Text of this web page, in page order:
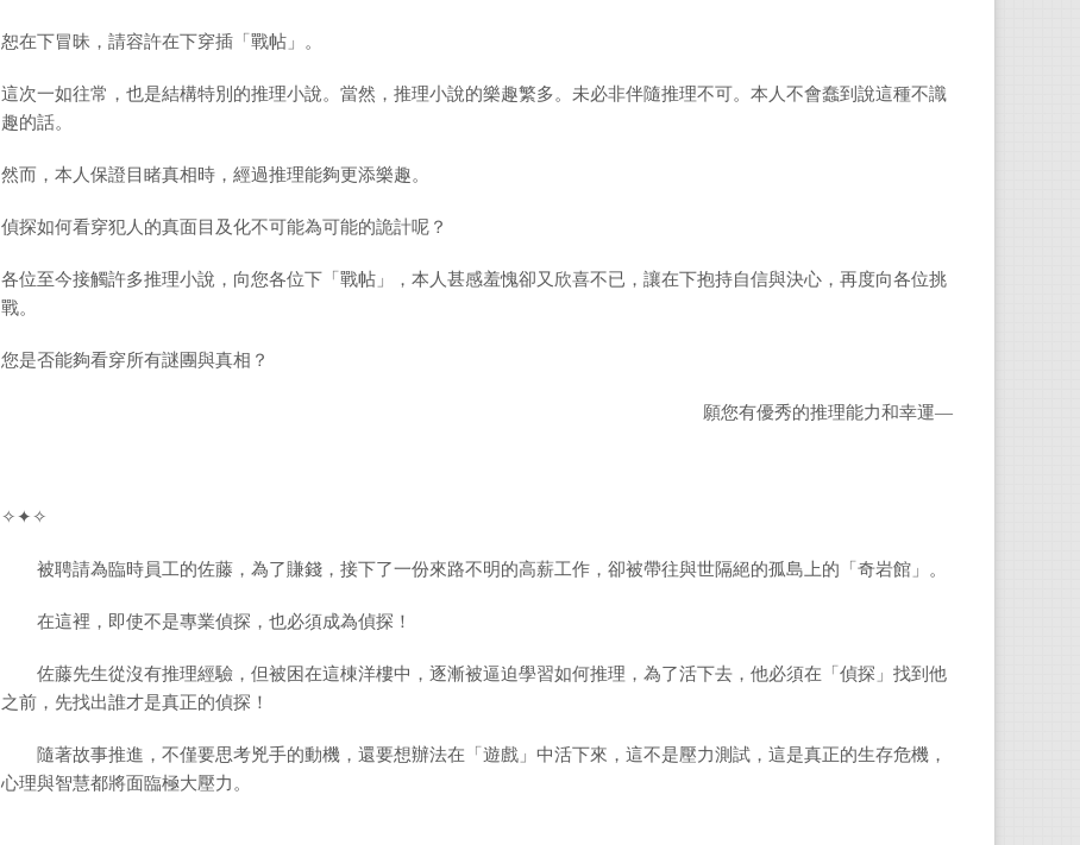
恕在下冒昧，請容許在下穿插「戰帖」。
這次一如往常，也是結構特別的推理小說。當然，推理小說的樂趣繁多。未必非伴隨推理不可。本人不會蠢到說這種不識
趣的話。
然而，本人保證目睹真相時，經過推理能夠更添樂趣。
偵探如何看穿犯人的真面目及化不可能為可能的詭計呢？
各位至今接觸許多推理小說，向您各位下「戰帖」，本人甚感羞愧卻又欣喜不已，讓在下抱持自信與決心，再度向各位挑
戰。
您是否能夠看穿所有謎團與真相？
願您有優秀的推理能力和幸運—
✧✦✧
被聘請為臨時員工的佐藤，為了賺錢，接下了一份來路不明的高薪工作，卻被帶往與世隔絕的孤島上的「奇岩館」。
在這裡，即使不是專業偵探，也必須成為偵探！
佐藤先生從沒有推理經驗，但被困在這棟洋樓中，逐漸被逼迫學習如何推理，為了活下去，他必須在「偵探」找到他
之前，先找出誰才是真正的偵探！
隨著故事推進，不僅要思考兇手的動機，還要想辦法在「遊戲」中活下來，這不是壓力測試，這是真正的生存危機，
心理與智慧都將面臨極大壓力。